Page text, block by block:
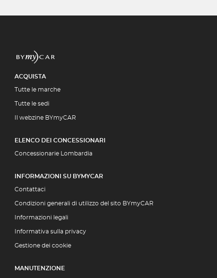
ACQUISTA
Tutte le marche
Tutte le sedi
Il webzine BYmyCAR
ELENCO DEI CONCESSIONARI
Concessionarie Lombardia
INFORMAZIONI SU BYMYCAR
Contattaci
Condizioni generali di utilizzo del sito BYmyCAR
Informazioni legali
Informativa sulla privacy
Gestione dei cookie
MANUTENZIONE